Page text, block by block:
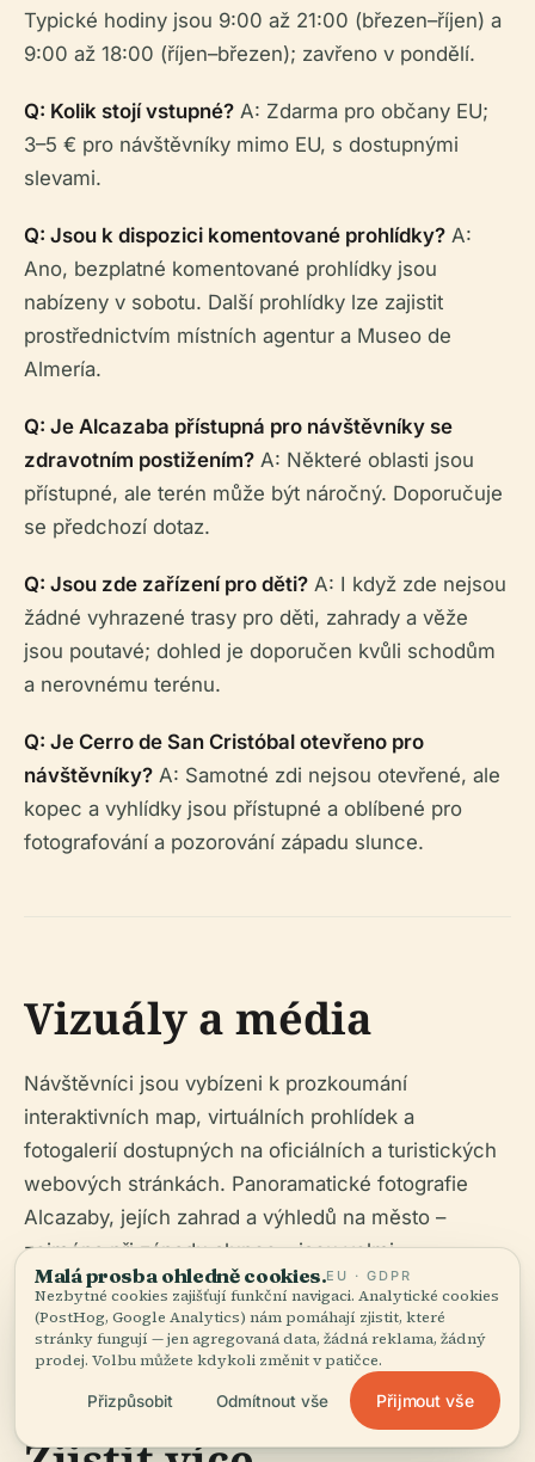
Typické hodiny jsou 9:00 až 21:00 (březen–říjen) a
9:00 až 18:00 (říjen–březen); zavřeno v pondělí.
Q: Kolik stojí vstupné? A: Zdarma pro občany EU;
3–5 € pro návštěvníky mimo EU, s dostupnými
slevami.
Q: Jsou k dispozici komentované prohlídky? A:
Ano, bezplatné komentované prohlídky jsou
nabízeny v sobotu. Další prohlídky lze zajistit
prostřednictvím místních agentur a Museo de
Almería.
Q: Je Alcazaba přístupná pro návštěvníky se
zdravotním postižením? A: Některé oblasti jsou
přístupné, ale terén může být náročný. Doporučuje
se předchozí dotaz.
Q: Jsou zde zařízení pro děti? A: I když zde nejsou
žádné vyhrazené trasy pro děti, zahrady a věže
jsou poutavé; dohled je doporučen kvůli schodům
a nerovnému terénu.
Q: Je Cerro de San Cristóbal otevřeno pro
návštěvníky? A: Samotné zdi nejsou otevřené, ale
kopec a vyhlídky jsou přístupné a oblíbené pro
fotografování a pozorování západu slunce.
Vizuály a média
Návštěvníci jsou vybízeni k prozkoumání
interaktivních map, virtuálních prohlídek a
fotogalerií dostupných na oficiálních a turistických
webových stránkách. Panoramatické fotografie
Alcazaby, jejích zahrad a výhledů na město –
zejména při západu slunce – jsou velmi
doporučeny pro sdílení a plánování výletů.
Malá prosba ohledně cookies.EU · GDPR
Nezbytné cookies zajišťují funkční navigaci. Analytické cookies
(PostHog, Google Analytics) nám pomáhají zjistit, které
stránky fungují — jen agregovaná data, žádná reklama, žádný
prodej. Volbu můžete kdykoli změnit v patičce.
Přizpůsobit Odmítnout vše Přijmout vše